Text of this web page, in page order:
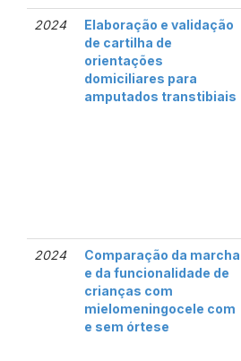
2024
Elaboração e validação
de cartilha de
orientações
domiciliares para
amputados transtibiais
2024
Comparação da marcha
e da funcionalidade de
crianças com
mielomeningocele com
e sem órtese